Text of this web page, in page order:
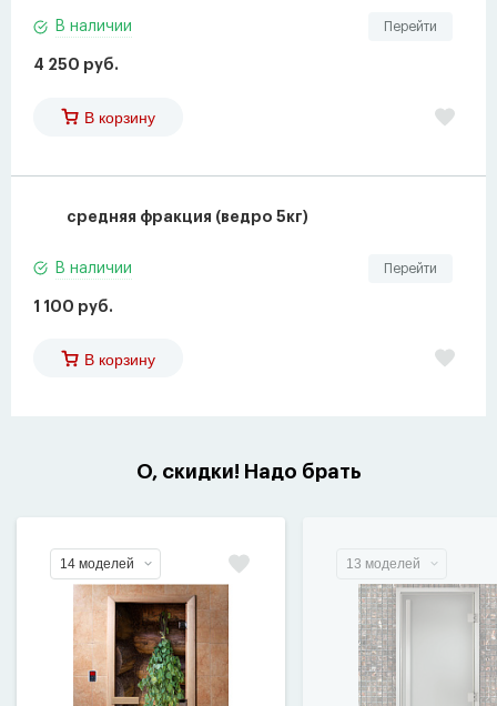
Перейти
В наличии
4 250 руб.
В корзину
средняя фракция (ведро 5кг)
Перейти
В наличии
1 100 руб.
В корзину
О, скидки! Надо брать
14 моделей 13 моделей